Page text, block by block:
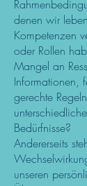
denen wir
Kompetenzen
oder Rollen
Mangel an
Informationen,
gerechte
Bedürfnisse?
Andererseits
unseren